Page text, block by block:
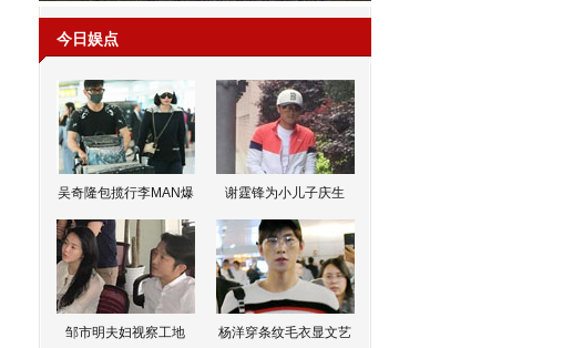
今日娱点
吴奇隆包揽行李MAN爆 谢霆锋为小儿子庆生
邹市明夫妇视察工地 杨洋穿条纹毛衣显文艺